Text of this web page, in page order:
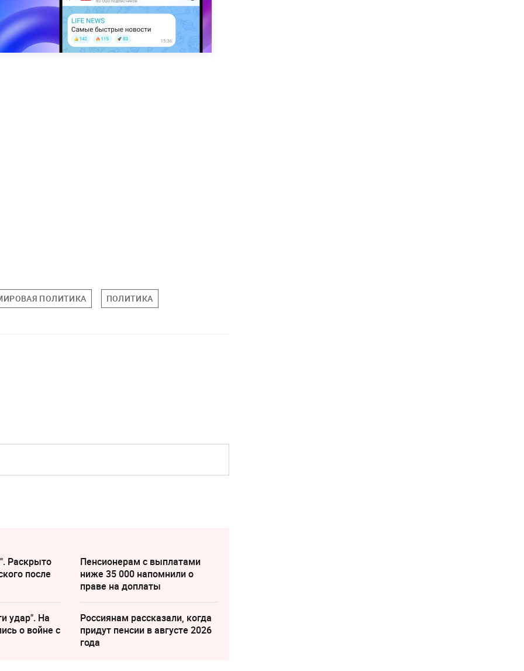
ПОЛИТИКА ПОЛИТИКА
Раскрыто
после
Пенсионерам с выплатами
ниже 35 000 напомнили о
праве на доплаты
удар". На
о войне с
Россиянам рассказали, когда
придут пенсии в августе 2026
года